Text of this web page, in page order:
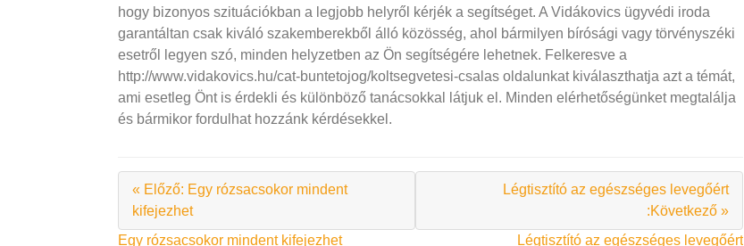
hogy bizonyos szituációkban a legjobb helyről kérjék a segítséget. A Vidákovics ügyvédi iroda
garantáltan csak kiváló szakemberekből álló közösség, ahol bármilyen bírósági vagy törvényszéki
esetről legyen szó, minden helyzetben az Ön segítségére lehetnek. Felkeresve a
http://www.vidakovics.hu/cat-buntetojog/koltsegvetesi-csalas oldalunkat kiválaszthatja azt a témát,
ami esetleg Önt is érdekli és különböző tanácsokkal látjuk el. Minden elérhetőségünket megtalálja
és bármikor fordulhat hozzánk kérdésekkel.
« Előző: Egy rózsacsokor mindent
kifejezhet
Légtisztító az egészséges levegőért
:Következő »
Egy rózsacsokor mindent kifejezhet Légtisztító az egészséges levegőért